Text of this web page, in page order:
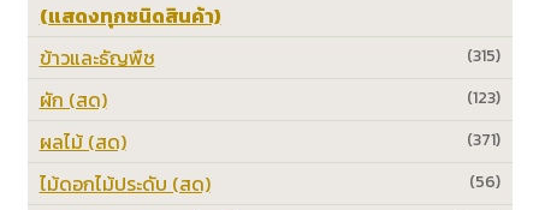
(แสดงทุกชนิดสินค้า)
(315)
ข้าวและธัญพืช
(123)
ผัก (สด)
(371)
ผลไม้ (สด)
(56)
ไม้ดอกไม้ประดับ (สด)